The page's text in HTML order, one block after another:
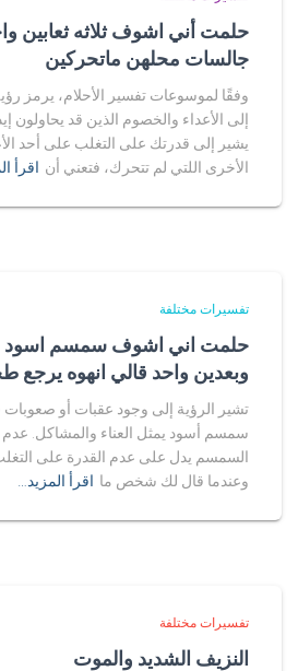
حلمت أني اشوف ثلاثه ثعابين
جالسات محلهن ماتحركين
وفقًا لموسوعات تفسير الأحلام، يرمز
إلى الأعداء والخصوم الذين قد يحاولون
يشير إلى قدرتك على التغلب على أحد
الأخرى اللتي لم تتحرك، فتعني أن اقرأ
تفسيرات مختلفة
حلمت اني اشوف سمسم اسود
وبعدين واحد قالي انهوه يرجع
تشير الرؤية إلى وجود عقبات أو صعوبات
سمسم أسود يمثل العناء والمشاكل.
السمسم يدل على عدم القدرة على
وعندما قال لك شخص ما اقرأ المزيد…
تفسيرات مختلفة
النزيف الشديد والموت